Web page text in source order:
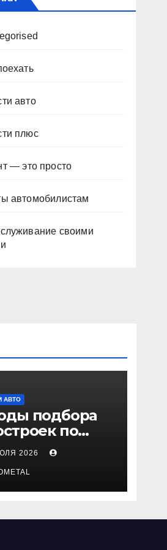
авто
плюс
— это просто
автомобилистам
своими
АВТО
подбора
по
2026